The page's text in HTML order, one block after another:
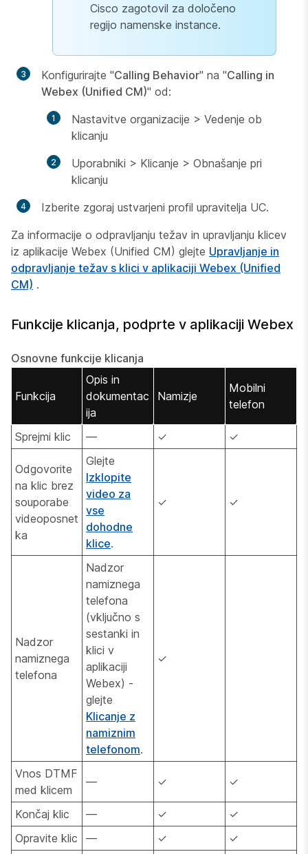
Cisco zagotovil za določeno
regijo namenske instance.
Konfigurirajte "Calling Behavior" na "Calling in
Webex (Unified CM)" od:
Nastavitve organizacije > Vedenje ob
klicanju
Uporabniki > Klicanje > Obnašanje pri
klicanju
Izberite zgoraj ustvarjeni profil upravitelja UC.
Za informacije o odpravljanju težav in upravljanju klicev
iz aplikacije Webex (Unified CM) glejte Upravljanje in
odpravljanje težav s klici v aplikaciji Webex (Unified
CM) .
Funkcije klicanja, podprte v aplikaciji Webex
Osnovne funkcije klicanja
Funkcija
Opis in
dokumentac
ija
Namizje
Mobilni
telefon
Sprejmi klic — ✓ ✓
Odgovorite
na klic brez
souporabe
videoposnet
ka
Glejte
Izklopite
video za
vse
dohodne
klice.
✓ ✓
Nadzor
namiznega
telefona
Nadzor
namiznega
telefona
(vključno s
sestanki in
klici v
aplikaciji
Webex) -
glejte
Klicanje z
namiznim
telefonom.
✓
Vnos DTMF
med klicem
— ✓ ✓
Končaj klic — ✓
✓
Opravite klic
— ✓
✓